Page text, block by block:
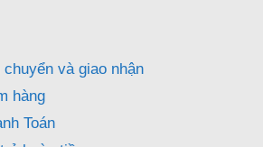
và giao nhận
hàng
Toán